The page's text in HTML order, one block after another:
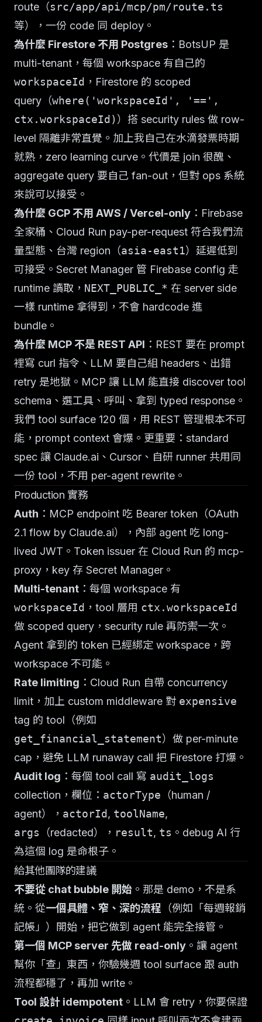
route（src/app/api/mcp/pm/route.ts
等），一份 code 同 deploy。
為什麼 Firestore 不用 Postgres ：BotsUP 是
multi-tenant，每個 workspace 有自己的
workspaceId ，Firestore 的 scoped
query（where('workspaceId', '==',
ctx.workspaceId) ）搭 security rules 做 row-
level 隔離非常直覺。加上我自己在水滴發票時期
就熟，zero learning curve。代價是 join 很醜、
aggregate query 要自己 fan-out，但對 ops 系統
來說可以接受。
為什麼 GCP 不用 AWS / Vercel-only ：Firebase
全家桶、Cloud Run pay-per-request 符合我們流
量型態、台灣 region（asia-east1）延遲低到
可接受。Secret Manager 管 Firebase config 走
runtime 讀取， NEXT_PUBLIC_* 在 server side
一樣 runtime 拿得到，不會 hardcode 進
bundle。
為什麼 MCP 不是 REST API ：REST 要在 prompt
裡寫 curl 指令、LLM 要自己組 headers、出錯
retry 是地獄。MCP 讓 LLM 能直接 discover tool
schema、選工具、呼叫、拿到 typed response。
我們 tool surface 120 個，用 REST 管理根本不可
能，prompt context 會爆。更重要：standard
spec 讓 Claude.ai、Cursor、自研 runner 共用同
一份 tool，不用 per-agent rewrite。
Production 實務
Auth ：MCP endpoint 吃 Bearer token（OAuth
2.1 flow by Claude.ai），內部 agent 吃 long-
lived JWT。Token issuer 在 Cloud Run 的 mcp-
proxy，key 存 Secret Manager。
Multi-tenant ：每個 workspace 有
workspaceId ，tool 層用 ctx.workspaceId
做 scoped query，security rule 再防禦一次。
Agent 拿到的 token 已經綁定 workspace，跨
workspace 不可能。
Rate limiting ：Cloud Run 自帶 concurrency
limit，加上 custom middleware 對 expensive
tag 的 tool（例如
get_financial_statement）做 per-minute
cap，避免 LLM runaway call 把 Firestore 打爆。
Audit log ：每個 tool call 寫 audit_logs
collection，欄位： actorType （human /
agent）， actorId, toolName,
args （redacted）， result, ts 。debug AI 行
為這個 log 是命根子。
給其他團隊的建議
不要從 chat bubble 開始 。那是 demo，不是系
統。從一個具體、窄、深的流程 （例如「每週報銷
記帳」）開始，把它做到 agent 能完全接管。
第一個 MCP server 先做 read-only 。讓 agent
幫你「查」東西，你驗幾週 tool surface 跟 auth
流程都穩了，再加 write。
Tool 設計 idempotent 。LLM 會 retry，你要保證